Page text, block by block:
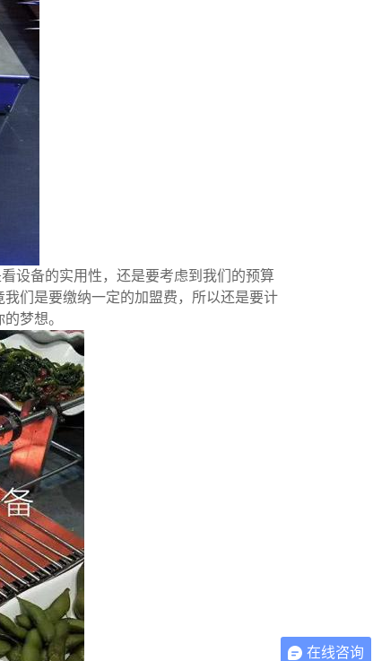
设备的实用性，还是要考虑到我们的预算
们是要缴纳一定的加盟费，所以还是要计
梦想。
在线咨询